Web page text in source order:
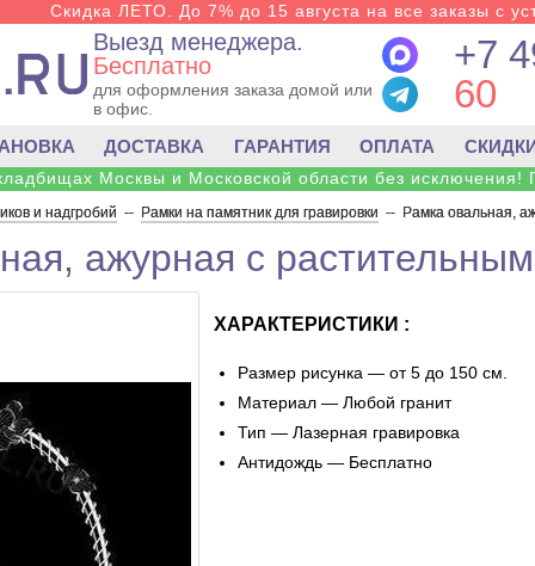
Скидка ЛЕТО. До 7% до 15 августа на все заказы с
Выезд менеджера.
Бесплатно
для оформления заказа домой или
в офис.
+7
60
ДОСТАВКА ГАРАНТИЯ ОПЛАТА
Москвы и Московской области без исключения!
и надгробий -- Рамки на памятник для гравировки -- Рамка овальная,
ажурная с
ХАРАКТЕРИСТИКИ :
Размер рисунка — от 5 до 150 см.
Материал — Любой гранит
Тип — Лазерная гравировка
Антидождь — Бесплатно